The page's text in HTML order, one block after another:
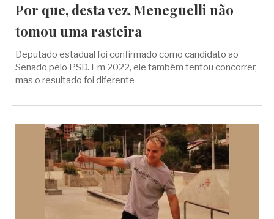
Por que, desta vez, Meneguelli não
tomou uma rasteira
Deputado estadual foi confirmado como candidato ao
Senado pelo PSD. Em 2022, ele também tentou concorrer,
mas o resultado foi diferente